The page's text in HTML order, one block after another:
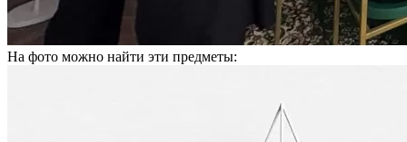
На фото можно найти эти предметы: